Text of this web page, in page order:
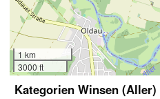
1 km
3000 ft
Kategorien Winsen (Aller)